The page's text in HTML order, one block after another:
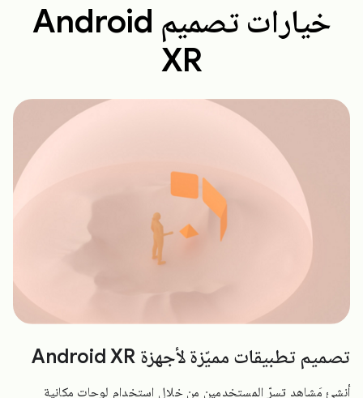
خيارات تصميم Android
XR
تصميم تطبيقات مميّزة لأجهزة Android XR
أنشئ مَشاهد تسرّ المستخدمين من خلال استخدام لوحات مكانية